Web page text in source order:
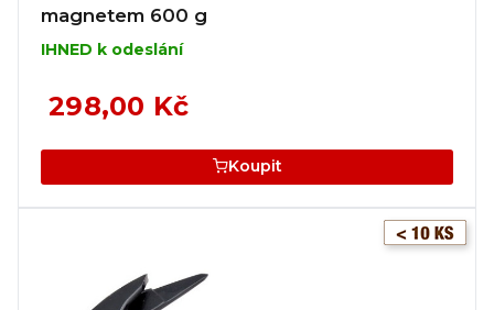
magnetem 600 g
IHNED k odeslání
298,00 Kč
Koupit